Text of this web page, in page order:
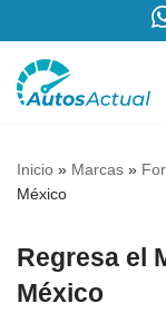
Saltar
Inicio » Marcas »
México
Regresa el
México